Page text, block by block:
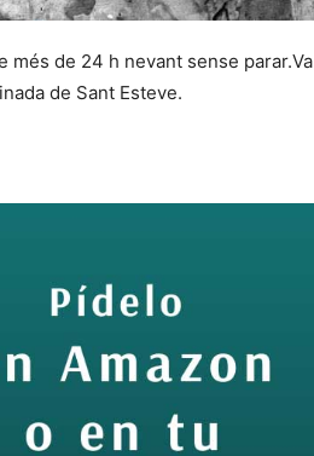
de 24 h nevant sense parar.Va
de Sant Esteve.